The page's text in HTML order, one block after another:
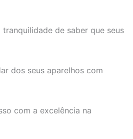
de saber que seus
dos seus aparelhos com
com a excelência na